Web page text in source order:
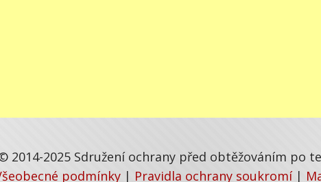
2014-2025 Sdružení ochrany před obtěžováním po
podmínky | Pravidla ochrany soukromí |